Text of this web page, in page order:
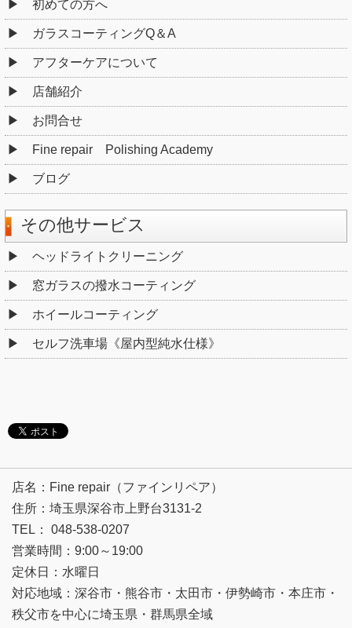
初めての方へ
ガラスコーティングQ＆A
アフターケアについて
店舗紹介
お問合せ
Fine repair Polishing Academy
ブログ
その他サービス
ヘッドライトクリーニング
窓ガラスの撥水コーティング
ホイールコーティング
セルフ洗車場《屋内型純水仕様》
店名：Fine repair（ファインリペア）
住所：埼玉県深谷市上野台3131-2
TEL： 048-538-0207
営業時間：9:00～19:00
定休日：水曜日
対応地域：深谷市・熊谷市・太田市・伊勢崎市・本庄市・
秩父市を中心に埼玉県・群馬県全域